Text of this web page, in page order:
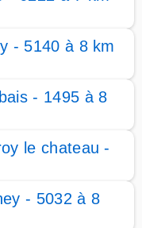
- 5140 à 8 km
- 1495 à 8
le chateau -
- 5032 à 8